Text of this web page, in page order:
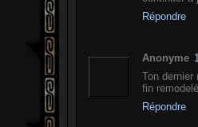
Répondre
Anonyme
Ton
fin
Répondre